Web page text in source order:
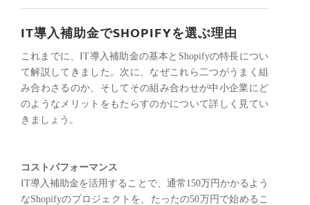
IT導入補助金でSHOPIFYを選ぶ理由
これまでに、IT導入補助金の基本とShopifyの特長につい
て解説してきました。次に、なぜこれら二つがうまく組
み合わさるのか、そしてその組み合わせが中小企業にど
のようなメリットをもたらすのかについて詳しく見てい
きましょう。
コストパフォーマンス
IT導入補助金を活用することで、通常150万円かかるよう
なShopifyのプロジェクトを、たったの50万円で始めるこ